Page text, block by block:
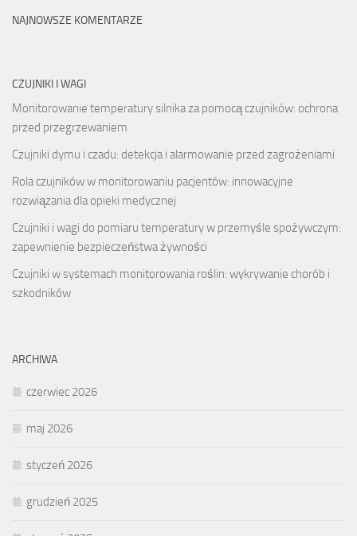
NAJNOWSZE KOMENTARZE
CZUJNIKI I WAGI
Monitorowanie temperatury silnika za pomocą czujników: ochrona
przed przegrzewaniem
Czujniki dymu i czadu: detekcja i alarmowanie przed zagrożeniami
Rola czujników w monitorowaniu pacjentów: innowacyjne
rozwiązania dla opieki medycznej
Czujniki i wagi do pomiaru temperatury w przemyśle spożywczym:
zapewnienie bezpieczeństwa żywności
Czujniki w systemach monitorowania roślin: wykrywanie chorób i
szkodników
ARCHIWA
czerwiec 2026
maj 2026
styczeń 2026
grudzień 2025